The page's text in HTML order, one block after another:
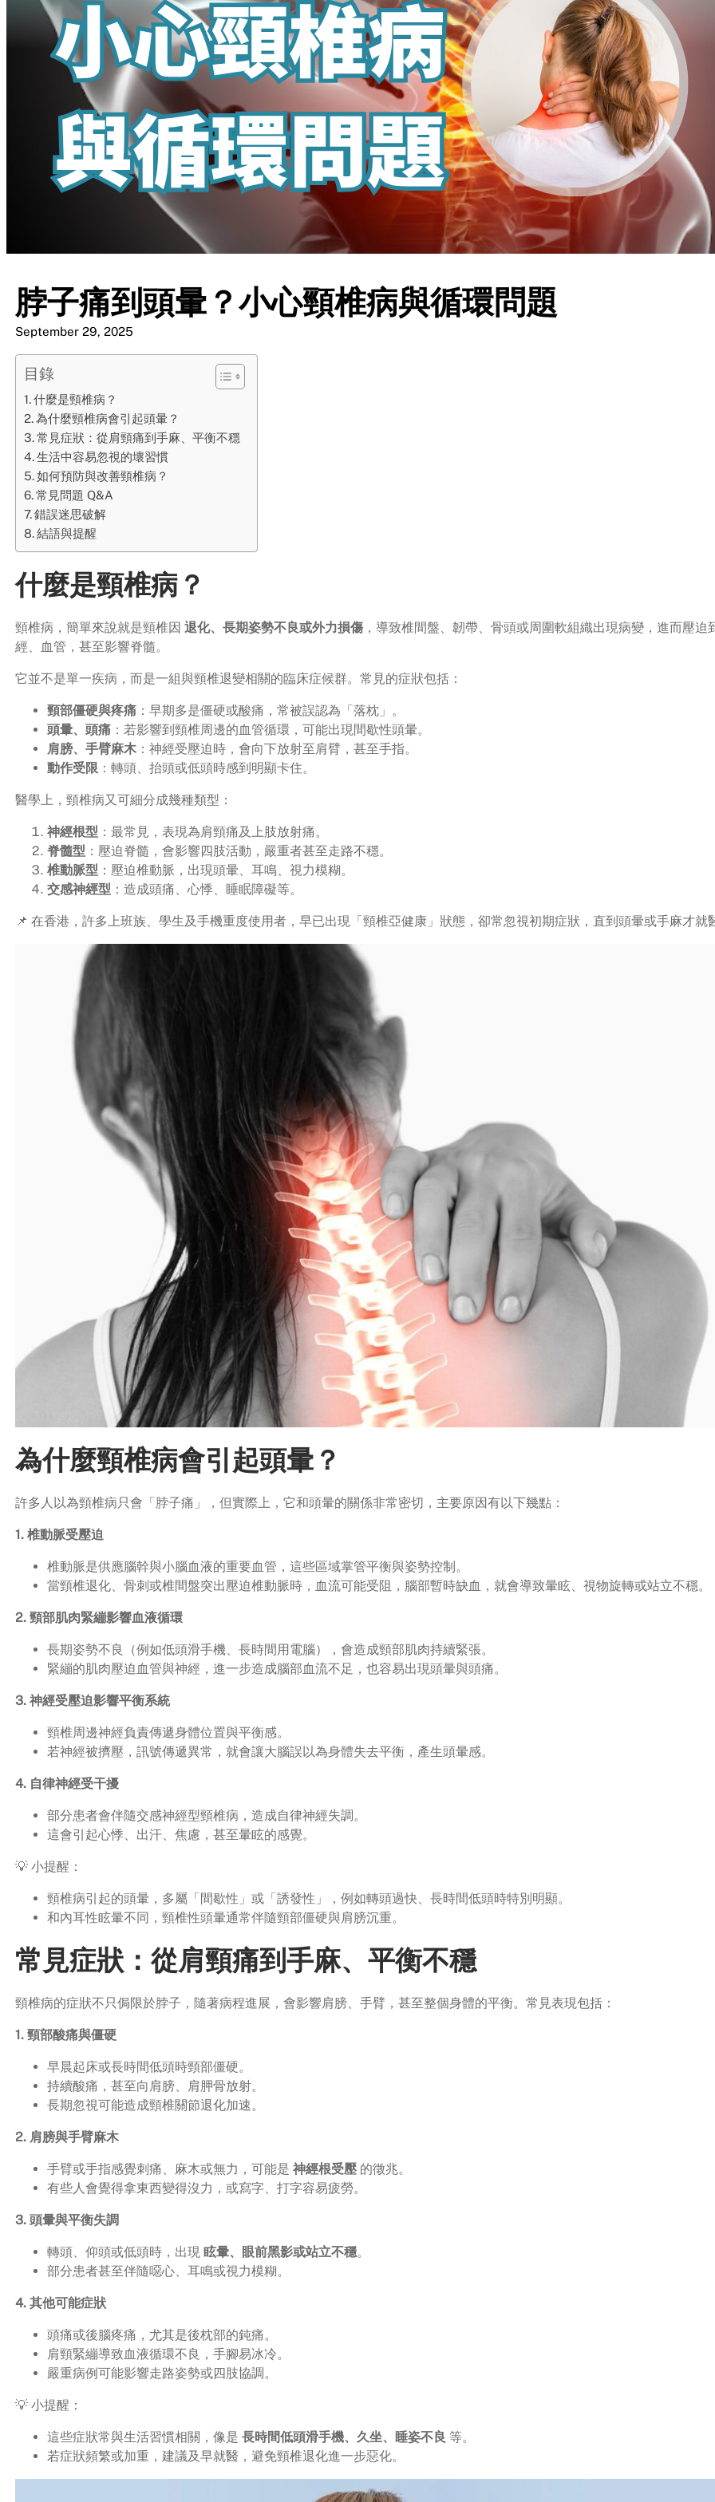
脖子痛到頭暈？小心頸椎病與循環問題
September 29, 2025
目錄
什麼是頸椎病？
為什麼頸椎病會引起頭暈？
常見症狀：從肩頸痛到手麻、平衡不穩
生活中容易忽視的壞習慣
如何預防與改善頸椎病？
常見問題 Q&A
錯誤迷思破解
結語與提醒
什麼是頸椎病？
頸椎病，簡單來說就是頸椎因 退化、長期姿勢不良或外力損傷，導致椎間盤、韌帶、骨頭或周圍軟組織出現病變，進而壓迫
經、血管，甚至影響脊髓。
它並不是單一疾病，而是一組與頸椎退變相關的臨床症候群。常見的症狀包括：
頸部僵硬與疼痛：早期多是僵硬或酸痛，常被誤認為「落枕」。
頭暈、頭痛：若影響到頸椎周邊的血管循環，可能出現間歇性頭暈。
肩膀、手臂麻木：神經受壓迫時，會向下放射至肩臂，甚至手指。
動作受限：轉頭、抬頭或低頭時感到明顯卡住。
醫學上，頸椎病又可細分成幾種類型：
神經根型 ：最常見，表現為肩頸痛及上肢放射痛。
脊髓型 ：壓迫脊髓，會影響四肢活動，嚴重者甚至走路不穩。
椎動脈型 ：壓迫椎動脈，出現頭暈、耳鳴、視力模糊。
交感神經型 ：造成頭痛、心悸、睡眠障礙等。
📌 在香港，許多上班族、學生及手機重度使用者，早已出現「頸椎亞健康」狀態，卻常忽視初期症狀，直到頭暈或手麻才就
為什麼頸椎病會引起頭暈？
許多人以為頸椎病只會「脖子痛」，但實際上，它和頭暈的關係非常密切，主要原因有以下幾點：
1. 椎動脈受壓迫
椎動脈是供應腦幹與小腦血液的重要血管，這些區域掌管平衡與姿勢控制。
當頸椎退化、骨刺或椎間盤突出壓迫椎動脈時，血流可能受阻，腦部暫時缺血，就會導致暈眩、視物旋轉或站立不穩。
2. 頸部肌肉緊繃影響血液循環
長期姿勢不良（例如低頭滑手機、長時間用電腦），會造成頸部肌肉持續緊張。
緊繃的肌肉壓迫血管與神經，進一步造成腦部血流不足，也容易出現頭暈與頭痛。
3. 神經受壓迫影響平衡系統
頸椎周邊神經負責傳遞身體位置與平衡感。
若神經被擠壓，訊號傳遞異常，就會讓大腦誤以為身體失去平衡，產生頭暈感。
4. 自律神經受干擾
部分患者會伴隨交感神經型頸椎病，造成自律神經失調。
這會引起心悸、出汗、焦慮，甚至暈眩的感覺。
💡 小提醒：
頸椎病引起的頭暈，多屬「間歇性」或「誘發性」，例如轉頭過快、長時間低頭時特別明顯。
和內耳性眩暈不同，頸椎性頭暈通常伴隨頸部僵硬與肩膀沉重。
常見症狀：從肩頸痛到手麻、平衡不穩
頸椎病的症狀不只侷限於脖子，隨著病程進展，會影響肩膀、手臂，甚至整個身體的平衡。常見表現包括：
1. 頸部酸痛與僵硬
早晨起床或長時間低頭時頸部僵硬。
持續酸痛，甚至向肩膀、肩胛骨放射。
長期忽視可能造成頸椎關節退化加速。
2. 肩膀與手臂麻木
手臂或手指感覺刺痛、麻木或無力，可能是 神經根受壓的徵兆。
有些人會覺得拿東西變得沒力，或寫字、打字容易疲勞。
3. 頭暈與平衡失調
轉頭、仰頭或低頭時，出現 眩暈、眼前黑影或站立不穩。
部分患者甚至伴隨噁心、耳鳴或視力模糊。
4. 其他可能症狀
頭痛或後腦疼痛，尤其是後枕部的鈍痛。
肩頸緊繃導致血液循環不良，手腳易冰冷。
嚴重病例可能影響走路姿勢或四肢協調。
💡 小提醒：
這些症狀常與生活習慣相關，像是 長時間低頭滑手機、久坐、睡姿不良 等。
若症狀頻繁或加重，建議及早就醫，避免頸椎退化進一步惡化。